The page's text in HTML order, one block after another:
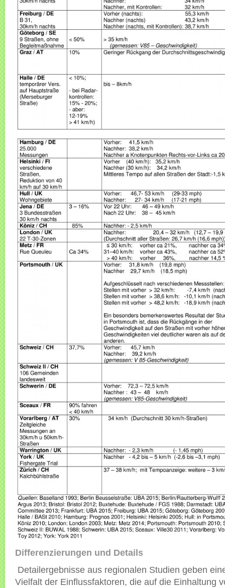
Differenzierungen und Details
Detailergebnisse aus regionalen Studien geben
Vielfalt der Einflussfaktoren, die auf die Einhaltung